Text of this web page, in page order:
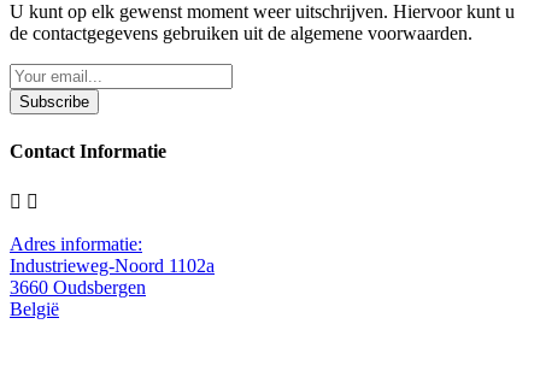
U kunt op elk gewenst moment weer uitschrijven. Hiervoor kunt u
de contactgegevens gebruiken uit de algemene voorwaarden.
Subscribe
Contact Informatie
 
Adres informatie:
Industrieweg-Noord 1102a
3660 Oudsbergen
België